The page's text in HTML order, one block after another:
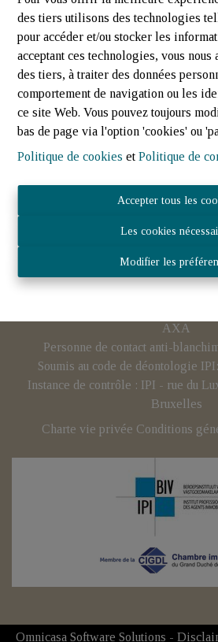
des tiers utilisons des technologies
pour accéder et/ou stocker les
acceptant ces technologies, vous nous
des tiers, à traiter des données
comportement de navigation ou les
ce site Web. Vous pouvez toujours
bas de page via l'option 'cookies' ou
Politique de cookies etPolitique de
Accepter tous les
Les cookies
Modifier les
JOST IMMOBILIER Sàrl 21 rue des
Agent immobilier agréé - IPI
AXA
Personne de contact anti-
Soumis au code de déontologie IPI:
Instance de contrôle : IPI - rue du
Bruxelles
Charte vie privée Conditions
Omnicasa Software Solutions -